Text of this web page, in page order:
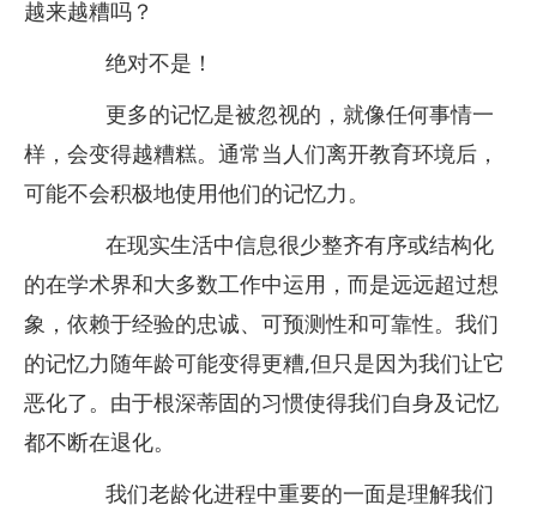
越来越糟吗？
绝对不是！
更多的记忆是被忽视的，就像任何事情一
样，会变得越糟糕。通常当人们离开教育环境后，
可能不会积极地使用他们的记忆力。
在现实生活中信息很少整齐有序或结构化
的在学术界和大多数工作中运用，而是远远超过想
象，依赖于经验的忠诚、可预测性和可靠性。我们
的记忆力随年龄可能变得更糟,但只是因为我们让它
恶化了。由于根深蒂固的习惯使得我们自身及记忆
都不断在退化。
我们老龄化进程中重要的一面是理解我们